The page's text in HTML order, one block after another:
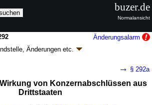
Änderungsalarm
Änderungen etc.
Nr. 33
FNA: 4100-1Handelsgesetzbuch
→ § 292a
von Konzernabschlüssen aus
Drittstaaten
buzer.de
Normalansicht